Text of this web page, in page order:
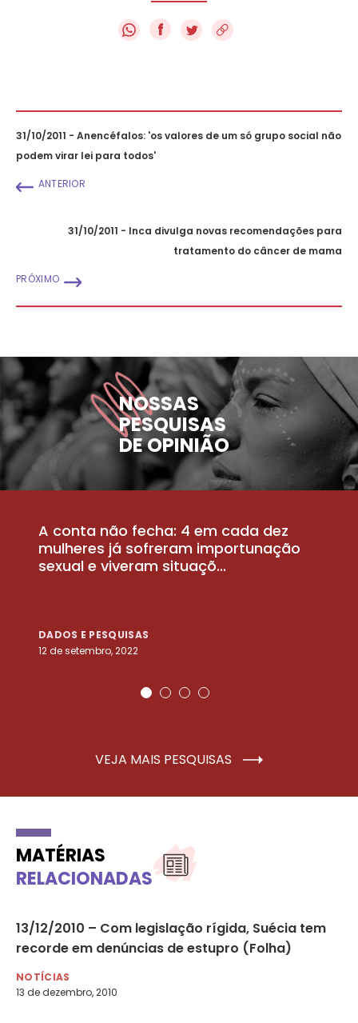
f
31/10/2011 - Anencéfalos: 'os valores de um só grupo social não
podem virar lei para todos'
ANTERIOR
31/10/2011 - Inca divulga novas recomendações para
tratamento do câncer de mama
PRÓXIMO
NOSSAS
PESQUISAS
DE OPINIÃO
A conta não fecha: 4 em cada dez
mulheres já sofreram importunação
sexual e viveram situaçõ...
DADOS E PESQUISAS
12 de setembro, 2022
VEJA MAIS PESQUISAS
MATÉRIAS
RELACIONADAS
13/12/2010 – Com legislação rígida, Suécia tem
recorde em denúncias de estupro (Folha)
NOTÍCIAS
13 de dezembro, 2010